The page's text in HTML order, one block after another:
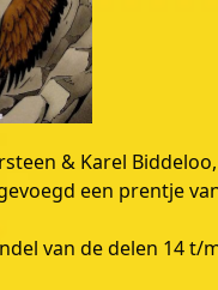
& Karel Biddeloo,
een prentje
van de delen 14 t/